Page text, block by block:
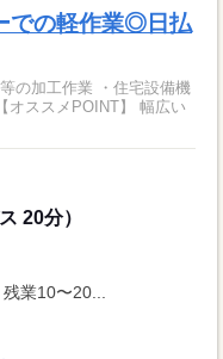
での軽作業◎日払
の加工作業 ・住宅設備機
20分）
業10〜20...